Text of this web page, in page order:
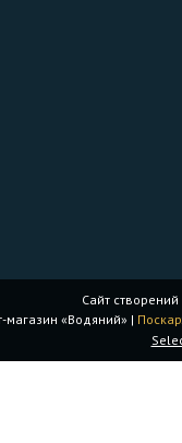
Сайт
Інтернет-магазин «Водяний» |